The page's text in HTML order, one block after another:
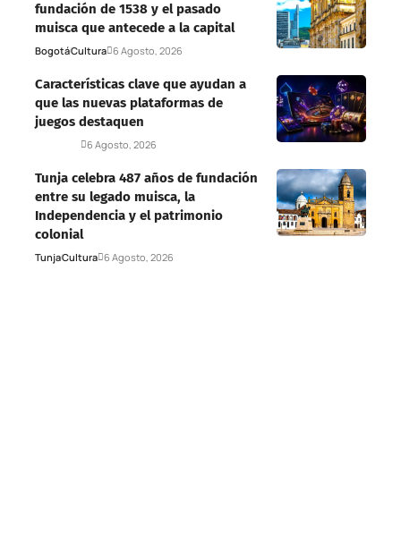
fundación de 1538 y el pasado
muisca que antecede a la capital
BogotáCultura 6 Agosto, 2026
Características clave que ayudan a
que las nuevas plataformas de
juegos destaquen
6 Agosto, 2026
Tunja celebra 487 años de fundación
entre su legado muisca, la
Independencia y el patrimonio
colonial
TunjaCultura 6 Agosto, 2026